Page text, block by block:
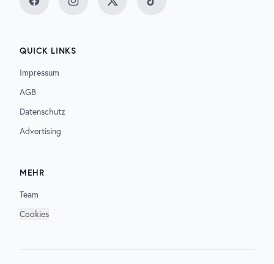
FacebookInstagramTwitter TikTok
QUICK LINKS
Impressum
AGB
Datenschutz
Advertising
MEHR
Team
Cookies